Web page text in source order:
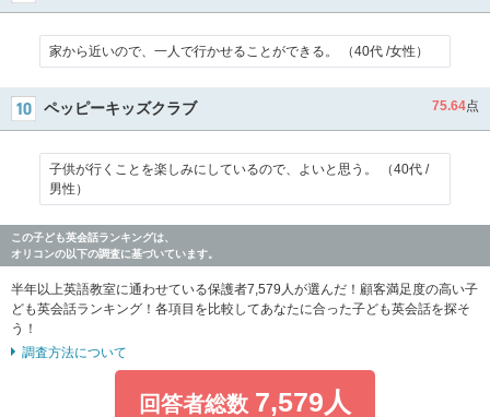
家から近いので、一人で行かせることができる。 （40代 /女性）
ペッピーキッズクラブ 75.64点
子供が行くことを楽しみにしているので、よいと思う。 （40代 /
男性）
この子ども英会話ランキングは、
オリコンの以下の調査に基づいています。
半年以上英語教室に通わせている保護者7,579人が選んだ！顧客満足度の高い子
ども英会話ランキング！各項目を比較してあなたに合った子ども英会話を探そ
う！
調査方法について
回答者総数 7,579人